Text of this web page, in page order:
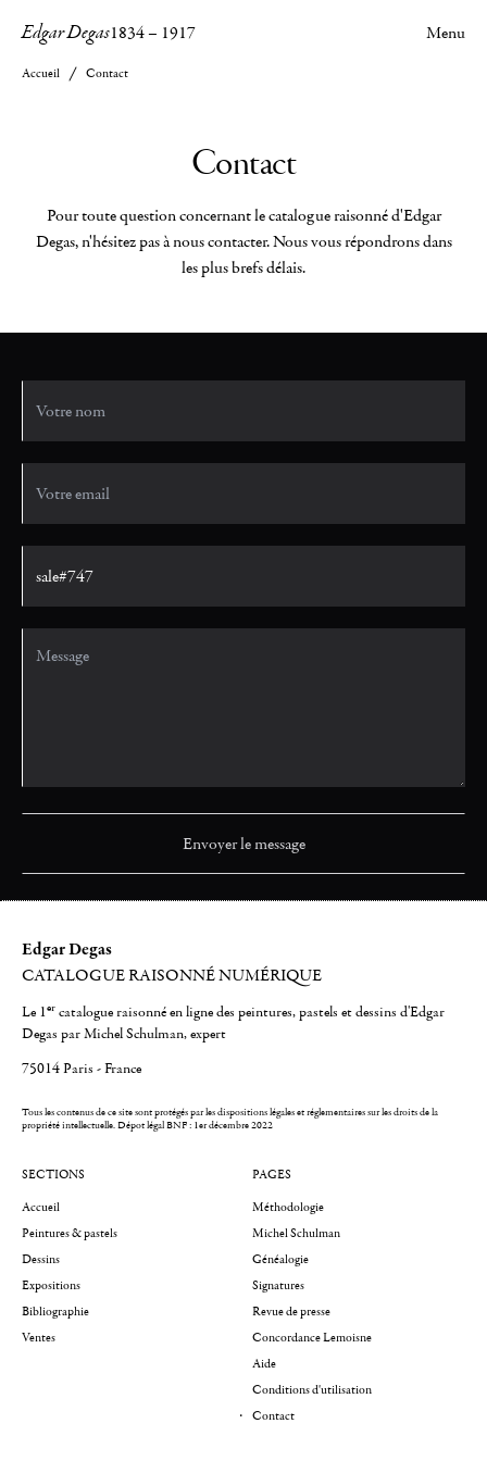
Edgar Degas1834– 1917 Menu
Accueil Contact
Contact
Pour toute question concernant le catalogue raisonné d'Edgar
Degas, n'hésitez pas à nous contacter. Nous vous répondrons dans
les plus brefs délais.
Edgar Degas
CATALOGUE RAISONNÉ NUMÉRIQUE
Le 1er catalogue raisonné en ligne des peintures, pastels et dessins d'Edgar
Degas par Michel Schulman, expert
75014 Paris - France
Tous les contenus de ce site sont protégés par les dispositions légales et réglementaires sur les droits de la
propriété intellectuelle.Dépot légal BNF : 1er décembre 2022
SECTIONS
Accueil
Peintures & pastels
Dessins
Expositions
Bibliographie
Ventes
PAGES
Méthodologie
Michel Schulman
Généalogie
Signatures
Revue de presse
Concordance Lemoisne
Aide
Conditions d'utilisation
Contact